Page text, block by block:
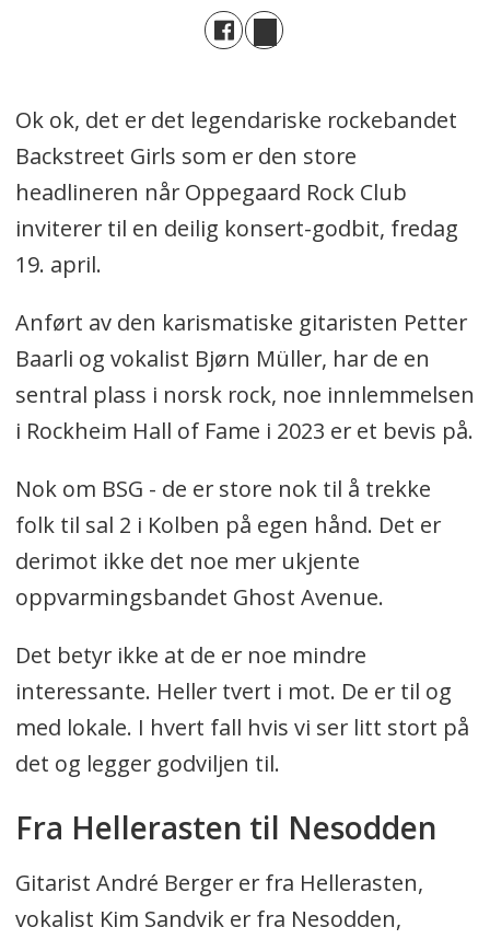
Ok ok, det er det legendariske rockebandet
Backstreet Girls som er den store
headlineren når Oppegaard Rock Club
inviterer til en deilig konsert-godbit, fredag
19. april.
Anført av den karismatiske gitaristen Petter
Baarli og vokalist Bjørn Müller, har de en
sentral plass i norsk rock, noe innlemmelsen
i Rockheim Hall of Fame i 2023 er et bevis på.
Nok om BSG - de er store nok til å trekke
folk til sal 2 i Kolben på egen hånd. Det er
derimot ikke det noe mer ukjente
oppvarmingsbandet Ghost Avenue.
Det betyr ikke at de er noe mindre
interessante. Heller tvert i mot. De er til og
med lokale. I hvert fall hvis vi ser litt stort på
det og legger godviljen til.
Fra Hellerasten til Nesodden
Gitarist André Berger er fra Hellerasten,
vokalist Kim Sandvik er fra Nesodden,